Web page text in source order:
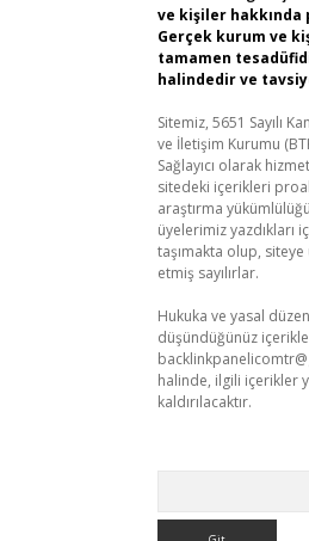
ve kişiler hakkında
Gerçek kurum ve
tamamen
halindedir ve
Sitemiz, 5651 Sayılı
ve İletişim Kurumu
Sağlayıcı olarak
sitedeki içerikleri
araştırma
üyelerimiz yazdıkları
taşımakta olup,
etmiş sayılırlar.
Hukuka ve yasal
düşündüğünüz
halinde, ilgili içerikler
kaldırılacaktır.